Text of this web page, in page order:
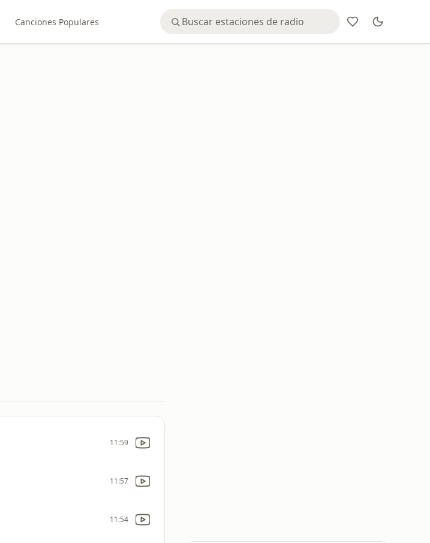
Canciones Populares
11:59
11:57
11:54